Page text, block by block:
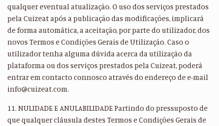
qualquer eventual atualização. O uso dos serviços prestados
pela Cuizeat após a publicação das modificações, implicará
de forma automática, a aceitação, por parte do utilizador, dos
novos Termos e Condições Gerais de Utilização. Caso o
utilizador tenha alguma dúvida acerca da utilização da
plataforma ou dos serviços prestados pela Cuizeat, poderá
entrar em contacto connosco através do endereço de e-mail
info@cuizeat.com.
11. NULIDADE E ANULABILIDADE Partindo do pressuposto de
que qualquer cláusula destes Termos e Condições Gerais de